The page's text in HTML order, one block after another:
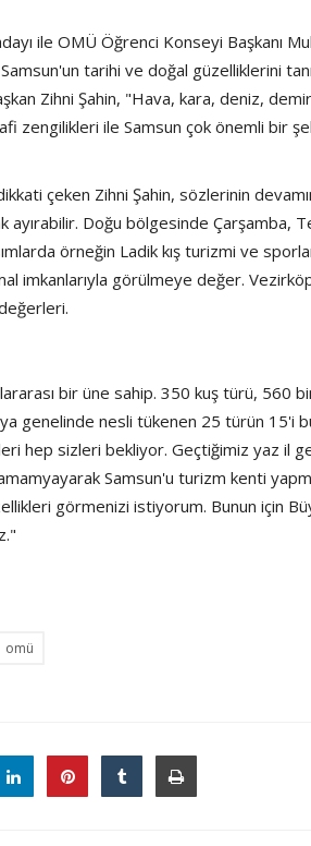
ile OMÜ Öğrenci Konseyi Başkanı
tarihi ve doğal güzelliklerini
Zihni Şahin, "Hava, kara, deniz,
zengilikleri ile Samsun çok önemli bir
çeken Zihni Şahin, sözlerinin
Doğu bölgesinde Çarşamba,
örneğin Ladik kış turizmi ve
imkanlarıyla görülmeye değer.
bir üne sahip. 350 kuş türü, 560
genelinde nesli tükenen 25 türün 15'i
hep sizleri bekliyor. Geçtiğimiz yaz il
Samsun'u turizm kenti
görmenizi istiyorum. Bunun için
omü